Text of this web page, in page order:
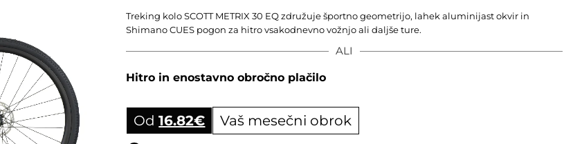
Treking kolo SCOTT METRIX 30 EQ združuje športno geometrijo, lahek aluminijast okvir in
Shimano CUES pogon za hitro vsakodnevno vožnjo ali daljše ture.
ALI
Hitro in enostavno obročno plačilo
Od16.82€ Vaš mesečni obrok